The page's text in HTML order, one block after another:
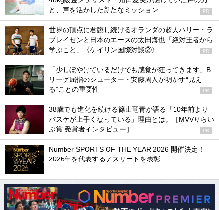
と、声を活かした新たなミッション
PR
世界の頂点に君臨し続けるオランダの超人ハリー・ラ
ブレイセンと日本のエースの太田海也「絶対王者から
学ぶこと」《ケイリン国際対談②》
PR
「少しぼやけているだけでも感覚が狂ってきます」B
リーグ屈指のシューター・安藤周人が明かす“見え
る”ことの重要性
PR
38歳でも進化を続ける篠山竜青が語る「10年前より
バスケが上手くなっている」理由とは。［MVVりらい
ぶ賞 受賞者インタビュー］
PR
Number SPORTS OF THE YEAR 2026 開催決定！
2026年を代表するアスリートを表彰